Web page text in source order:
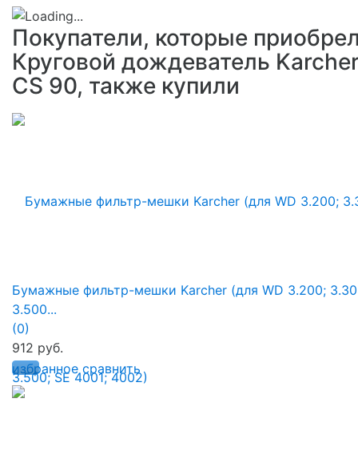
Покупатели, которые
Круговой дождеватель
CS 90, также купили
избранное сравнить
Бумажные фильтр-мешки Karcher (для WD 3.200;
3.500...
(0)
912 руб.